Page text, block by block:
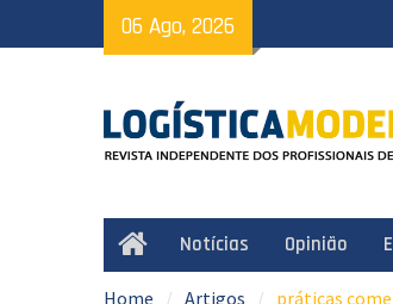
to
06 Ago, 2026
HomeNotícias Opinião
Home Artigos práticas